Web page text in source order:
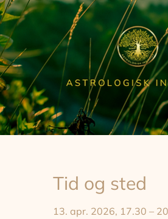
Tid og sted
13. apr. 2026, 17.30 –